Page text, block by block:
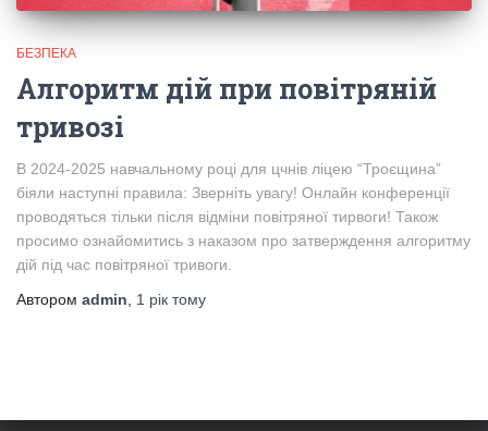
БЕЗПЕКА
Алгоритм дій при повітряній
тривозі
В 2024-2025 навчальному році для цчнів ліцею “Троєщина”
біяли наступні правила: Зверніть увагу! Онлайн конференції
проводяться тільки після відміни повітряної тирвоги! Також
просимо ознайомитись з наказом про затверждення алгоритму
дій під час повітряної тривоги.
Автором admin 1 рік тому